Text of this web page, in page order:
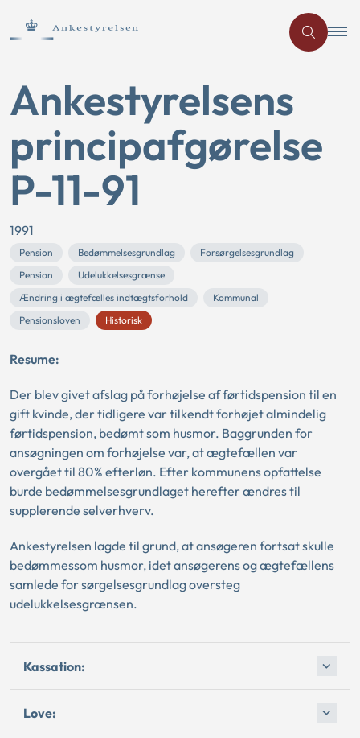
Ankestyrelsens
principafgørelse
P-11-91
1991
Pension Bedømmelsesgrundlag
Forsørgelsesgrundlag
Pension
Udelukkelsesgrænse
Ændring i ægtefælles indtægtsforhold
Kommunal
Pensionsloven
Historisk
Resume:
Der blev givet afslag på forhøjelse af førtidspension til en
gift kvinde, der tidligere var tilkendt forhøjet almindelig
førtidspension, bedømt som husmor. Baggrunden for
ansøgningen om forhøjelse var, at ægtefællen var
overgået til 80% efterløn. Efter kommunens opfattelse
burde bedømmelsesgrundlaget herefter ændres til
supplerende selverhverv.
Ankestyrelsen lagde til grund, at ansøgeren fortsat skulle
bedømmessom husmor, idet ansøgerens og ægtefællens
samlede for sørgelsesgrundlag oversteg
udelukkelsesgrænsen.
Kassation:
Love: